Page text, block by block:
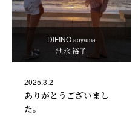
DIFINO aoyama
池永 裕子
2025.3.2
ありがとうございまし
た。